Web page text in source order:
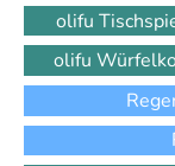
olifu
olifu